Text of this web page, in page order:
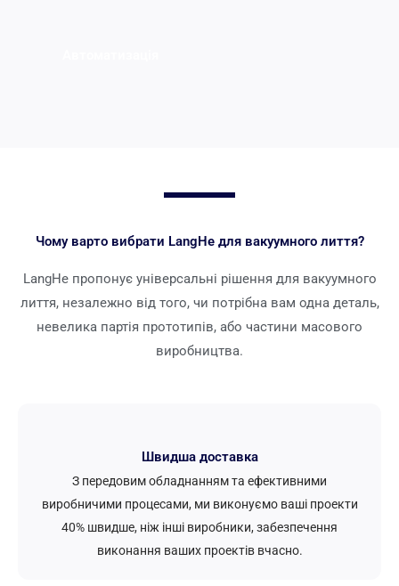
Чому варто вибрати LangHe для вакуумного лиття?
LangHe пропонує універсальні рішення для вакуумного
лиття, незалежно від того, чи потрібна вам одна деталь,
невелика партія прототипів, або частини масового
виробництва.
Швидша доставка
З передовим обладнанням та ефективними
виробничими процесами, ми виконуємо ваші проекти
40% швидше, ніж інші виробники, забезпечення
виконання ваших проектів вчасно.